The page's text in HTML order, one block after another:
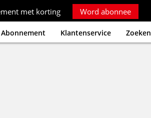
met korting Word abonnee
Abonnement Klantenservice Zoeken